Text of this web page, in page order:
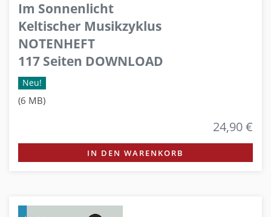
Im Sonnenlicht
Keltischer Musikzyklus
NOTENHEFT
117 Seiten DOWNLOAD
Neu!
(6 MB)
24,90 €
IN DEN WARENKORB